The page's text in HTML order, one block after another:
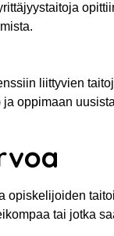
liittyvien
oppimaan
opiskelijoiden
tai jotka